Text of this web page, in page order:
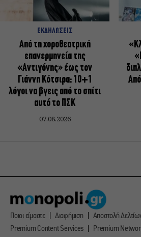
ΕΚΔΗΛΩΣΕΙΣ
Από τη χοροθεατρική
επανερμηνεία της
«Αντιγόνης» έως τον
Γιάννη Κότσιρα: 10+1
λόγοι να βγεις από το σπίτι
αυτό το ΠΣΚ
07.08.2026
Ποιοι είμαστε Διαφήμιση
Αποστολή
Premium Content Services
Premium